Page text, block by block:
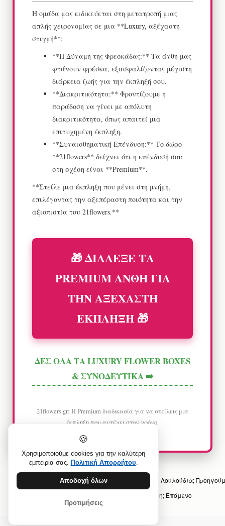
Η ομάδα μας ειδικεύεται στη μετατροπή μιας
απλής χειρονομίας σε μια **Luxury, αξέχαστη
στιγμή**:
**Η Δύναμη της Φρεσκάδας:** Τα άνθη μας
φτάνουν φρέσκα, εξασφαλίζοντας μέγιστη
διάρκεια ζωής για την έκπληξή σου.
**Διακριτικότητα:** Φροντίζουμε η
παράδοση να γίνει με απόλυτη
διακριτικότητα, όπως απαιτεί μια
επιτυχημένη έκπληξη.
**Συναισθηματική Επένδυση:** Το δώρο
**21flowers** δείχνει ότι η επένδυσή σου
στη σχέση είναι **Premium**.
**Στείλε μια έκπληξη που μένει στη μνήμη,
επιλέγοντας την αξεπέραστη ποιότητα και την
αξιοπιστία του 21flowers.**
🎁 ΔΙΑΛΕΞΕ ΤΑ
PREMIUM ΑΝΘΗ ΓΙΑ
ΤΗΝ ΑΞΕΧΑΣΤΗ
ΕΚΠΛΗΞΗ 🎁
ΔΕΣ ΟΛΑ ΤΑ LUXURY FLOWER BOXES
& ΣΥΝΟΔΕΥΤΙΚΑ ➡️
21flowers.gr: Η Premium διαδικασία για να στείλεις μια
έκπληξη που αντέχει στον χρόνο.
Προηγούμενο άρθρο: Πώς στέλνω Συγγνώμη με Λουλούδια;
Επόμενο άρθρο: Πώς στέλνω Χαμόγελα με Άνθη; Επόμενο
🍪
Χρησιμοποιούμε cookies για την καλύτερη
εμπειρία σας. Πολιτική Απορρήτου.
Αποδοχή όλων
Προτιμήσεις